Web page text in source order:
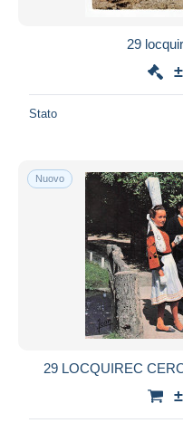
29
Stato
Nuovo
29 LOCQUIREC